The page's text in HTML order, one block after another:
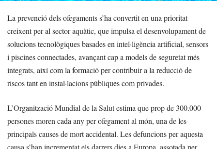
La prevenció dels ofegaments s’ha convertit en una prioritat
creixent per al sector aquàtic, que impulsa el desenvolupament de
solucions tecnològiques basades en intel·ligència artificial, sensors
i piscines connectades, avançant cap a models de seguretat més
integrats, així com la formació per contribuir a la reducció de
riscos tant en instal·lacions públiques com privades.
L’Organització Mundial de la Salut estima que prop de 300.000
persones moren cada any per ofegament al món, una de les
principals causes de mort accidental. Les defuncions per aquesta
causa s’han incrementat els darrers dies a Europa, assotada per